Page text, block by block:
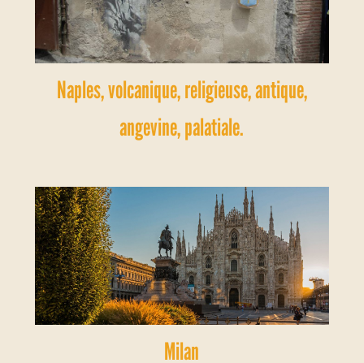
Naples, volcanique, religieuse, antique,
angevine, palatiale.
Milan